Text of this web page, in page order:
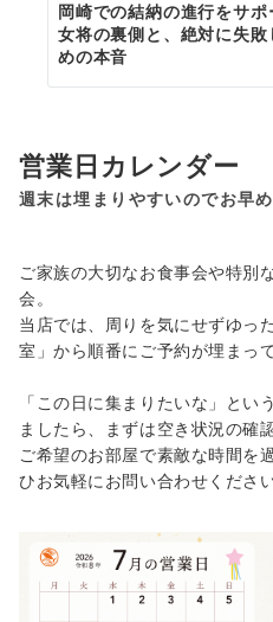
岡崎での結納の進行をサポ
女将の裏側と、絶対に失敗
めの本音
営業日カレンダー
週末は埋まりやすいのでお早め
ご家族の大切なお食事会や特別
会。
当店では、周りを気にせずゆっ
室」から順番にご予約が埋まっ
「この日に集まりたいな」とい
ましたら、まずは空き状況の確
ご希望のお部屋で素敵な時間を
ひお気軽にお問い合わせください